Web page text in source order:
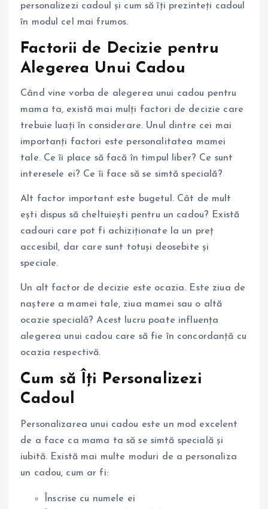
personalizezi cadoul și cum să îți prezinteți cadoul
în modul cel mai frumos.
Factorii de Decizie pentru
Alegerea Unui Cadou
Când vine vorba de alegerea unui cadou pentru
mama ta, există mai mulți factori de decizie care
trebuie luați în considerare. Unul dintre cei mai
importanți factori este personalitatea mamei
tale. Ce îi place să facă în timpul liber? Ce sunt
interesele ei? Ce îi face să se simtă specială?
Alt factor important este bugetul. Cât de mult
ești dispus să cheltuiești pentru un cadou? Există
cadouri care pot fi achiziționate la un preț
accesibil, dar care sunt totuși deosebite și
speciale.
Un alt factor de decizie este ocazia. Este ziua de
naștere a mamei tale, ziua mamei sau o altă
ocazie specială? Acest lucru poate influența
alegerea unui cadou care să fie în concordanță cu
ocazia respectivă.
Cum să Îți Personalizezi
Cadoul
Personalizarea unui cadou este un mod excelent
de a face ca mama ta să se simtă specială și
iubită. Există mai multe moduri de a personaliza
un cadou, cum ar fi:
Înscrise cu numele ei